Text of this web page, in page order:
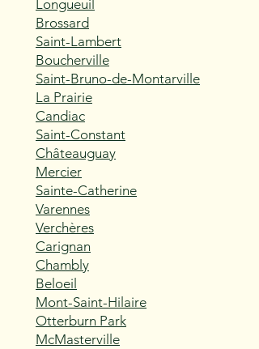
Longueuil
Brossard
Saint-Lambert
Boucherville
Saint-Bruno-de-Montarville
La Prairie
Candiac
Saint-Constant
Châteauguay
Mercier
Sainte-Catherine
Varennes
Verchères
Carignan
Chambly
Beloeil
Mont-Saint-Hilaire
Otterburn Park
McMasterville